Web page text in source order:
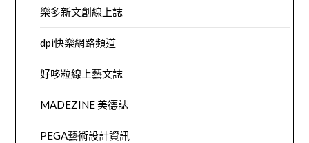
樂多新文創線上誌
dpi快樂網路頻道
好哆粒線上藝文誌
MADEZINE 美德誌
PEGA藝術設計資訊